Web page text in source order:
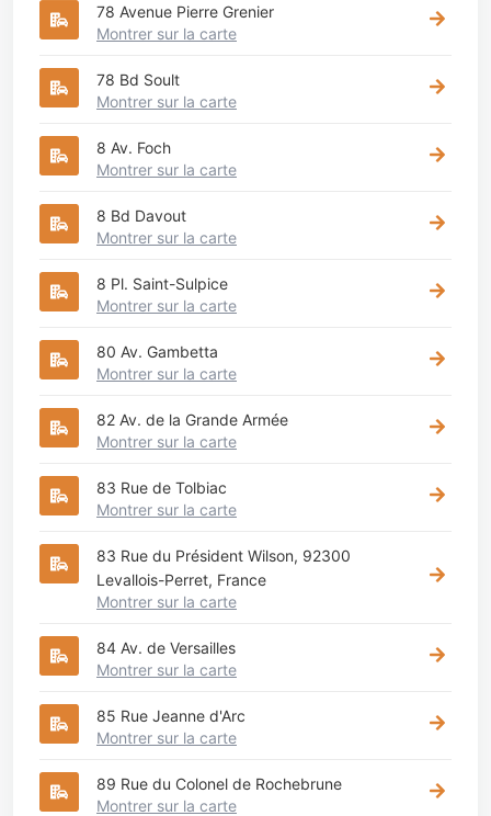
78 Avenue Pierre Grenier
Montrer sur la carte
78 Bd Soult
Montrer sur la carte
8 Av. Foch
Montrer sur la carte
8 Bd Davout
Montrer sur la carte
8 Pl. Saint-Sulpice
Montrer sur la carte
80 Av. Gambetta
Montrer sur la carte
82 Av. de la Grande Armée
Montrer sur la carte
83 Rue de Tolbiac
Montrer sur la carte
83 Rue du Président Wilson, 92300
Levallois-Perret, France
Montrer sur la carte
84 Av. de Versailles
Montrer sur la carte
85 Rue Jeanne d'Arc
Montrer sur la carte
89 Rue du Colonel de Rochebrune
Montrer sur la carte